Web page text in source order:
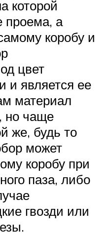
которой
проема, а
коробу и
цвет
и является ее
материал
но чаще
же, будь то
может
коробу при
паза, либо
гвозди или